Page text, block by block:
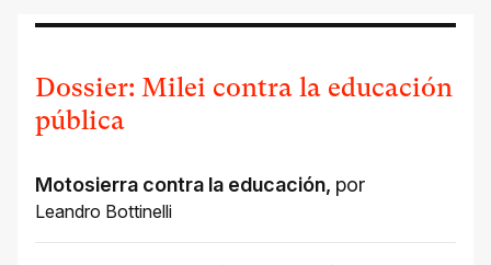
Dossier: Milei contra la educación
pública
Motosierra contra la educación, por
Leandro Bottinelli